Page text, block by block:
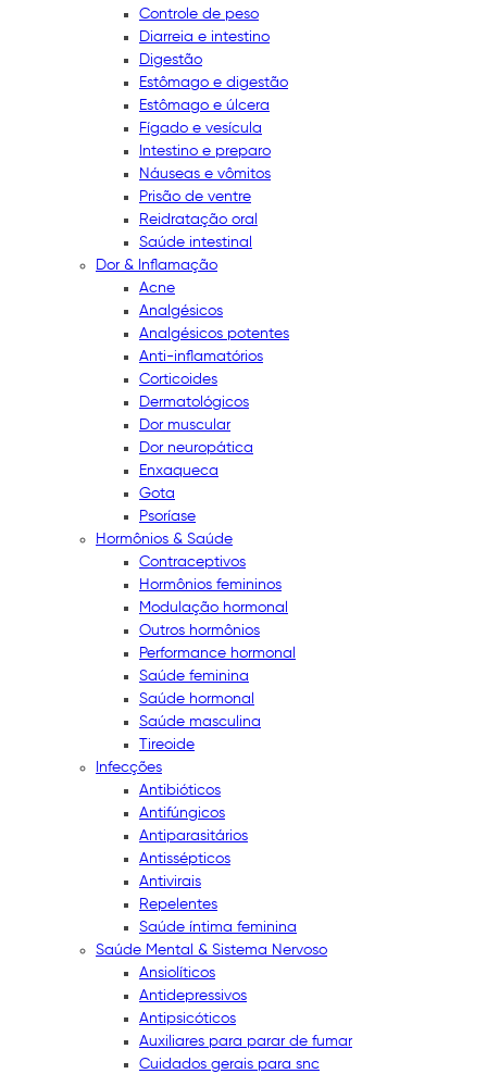
Controle de peso
Diarreia e intestino
Digestão
Estômago e digestão
Estômago e úlcera
Fígado e vesícula
Intestino e preparo
Náuseas e vômitos
Prisão de ventre
Reidratação oral
Saúde intestinal
Dor & Inflamação
Acne
Analgésicos
Analgésicos potentes
Anti-inflamatórios
Corticoides
Dermatológicos
Dor muscular
Dor neuropática
Enxaqueca
Gota
Psoríase
Hormônios & Saúde
Contraceptivos
Hormônios femininos
Modulação hormonal
Outros hormônios
Performance hormonal
Saúde feminina
Saúde hormonal
Saúde masculina
Tireoide
Infecções
Antibióticos
Antifúngicos
Antiparasitários
Antissépticos
Antivirais
Repelentes
Saúde íntima feminina
Saúde Mental & Sistema Nervoso
Ansiolíticos
Antidepressivos
Antipsicóticos
Auxiliares para parar de fumar
Cuidados gerais para snc